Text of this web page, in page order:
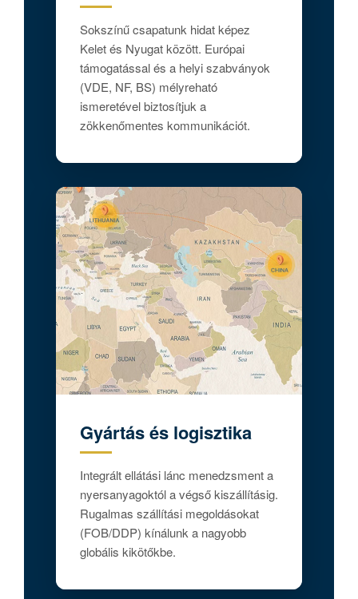
Sokszínű csapatunk hidat képez
Kelet és Nyugat között. Európai
támogatással és a helyi szabványok
(VDE, NF, BS) mélyreható
ismeretével biztosítjuk a
zökkenőmentes kommunikációt.
Gyártás és logisztika
Integrált ellátási lánc menedzsment a
nyersanyagoktól a végső kiszállításig.
Rugalmas szállítási megoldásokat
(FOB/DDP) kínálunk a nagyobb
globális kikötőkbe.